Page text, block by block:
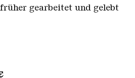
gearbeitet und gelebt